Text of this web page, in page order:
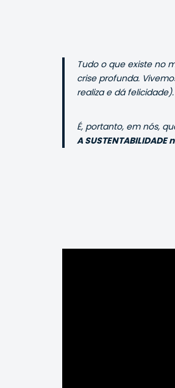
Tudo o que existe no
crise profunda.
realiza e dá
É, portanto, em nós,
A